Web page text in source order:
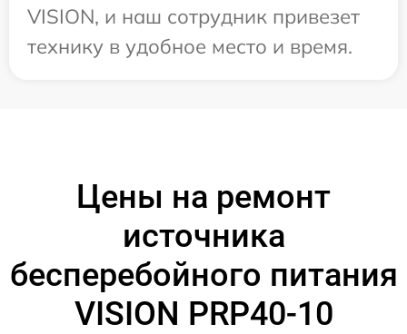
VISION, и наш сотрудник привезет
технику в удобное место и время.
Цены на ремонт
источника
бесперебойного питания
VISION PRP40-10